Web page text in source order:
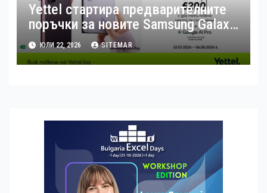
Yettel стартира предварителните
поръчки за новите Samsung Galaxy
Z Flip8, Fold8 и Fold8 Ultra
ЮЛИ 22, 2026 SITEMAR